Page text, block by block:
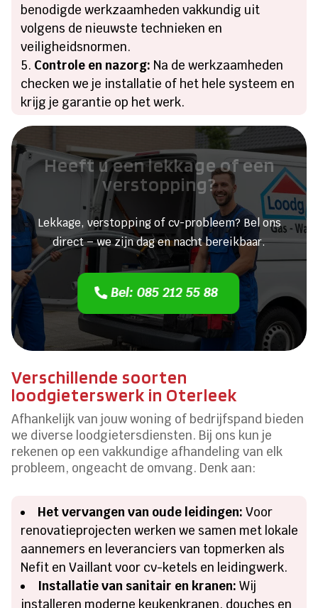
benodigde werkzaamheden vakkundig uit
volgens de nieuwste technieken en
veiligheidsnormen.
Controle en nazorg: Na de werkzaamheden
checken we je installatie of het hele systeem en
krijg je garantie op het werk.
Heeft u een lekkage of een
verstopping?
Lekkage, verstopping of cv-probleem? Bel ons
direct – we zijn dag en nacht bereikbaar.
Bel: 085 212 55 88
Verschillende soorten
loodgieterswerk in Oterleek
Afhankelijk van jouw woning of bedrijfspand bieden
we diverse loodgietersdiensten. Bij ons kun je
rekenen op een vakkundige afhandeling van elk
probleem, ongeacht de omvang. Denk aan:
Het vervangen van oude leidingen: Voor
renovatieprojecten werken we samen met lokale
aannemers en leveranciers van topmerken als
Nefit en Vaillant voor cv-ketels en leidingwerk.
Installatie van sanitair en kranen: Wij
installeren moderne keukenkranen, douches en